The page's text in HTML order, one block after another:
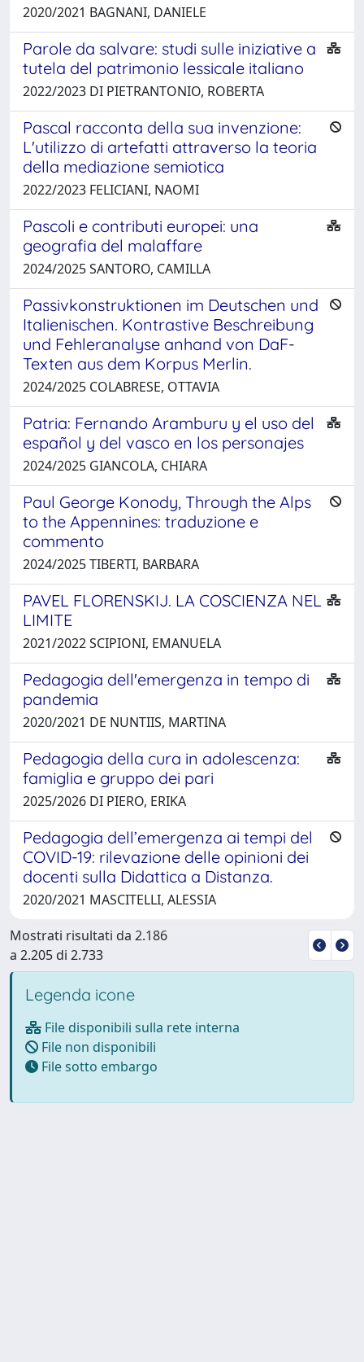
2020/2021 BAGNANI, DANIELE
Parole da salvare: studi sulle iniziative a
tutela del patrimonio lessicale italiano
2022/2023 DI PIETRANTONIO, ROBERTA
Pascal racconta della sua invenzione:
L'utilizzo di artefatti attraverso la teoria
della mediazione semiotica
2022/2023 FELICIANI, NAOMI
Pascoli e contributi europei: una
geografia del malaffare
2024/2025 SANTORO, CAMILLA
Passivkonstruktionen im Deutschen und
Italienischen. Kontrastive Beschreibung
und Fehleranalyse anhand von DaF-
Texten aus dem Korpus Merlin.
2024/2025 COLABRESE, OTTAVIA
Patria: Fernando Aramburu y el uso del
español y del vasco en los personajes
2024/2025 GIANCOLA, CHIARA
Paul George Konody, Through the Alps
to the Appennines: traduzione e
commento
2024/2025 TIBERTI, BARBARA
PAVEL FLORENSKIJ. LA COSCIENZA NEL
LIMITE
2021/2022 SCIPIONI, EMANUELA
Pedagogia dell'emergenza in tempo di
pandemia
2020/2021 DE NUNTIIS, MARTINA
Pedagogia della cura in adolescenza:
famiglia e gruppo dei pari
2025/2026 DI PIERO, ERIKA
Pedagogia dell’emergenza ai tempi del
COVID-19: rilevazione delle opinioni dei
docenti sulla Didattica a Distanza.
2020/2021 MASCITELLI, ALESSIA
Mostrati risultati da 2.186
a 2.205 di 2.733
Legenda icone
File disponibili sulla rete interna
File non disponibili
File sotto embargo